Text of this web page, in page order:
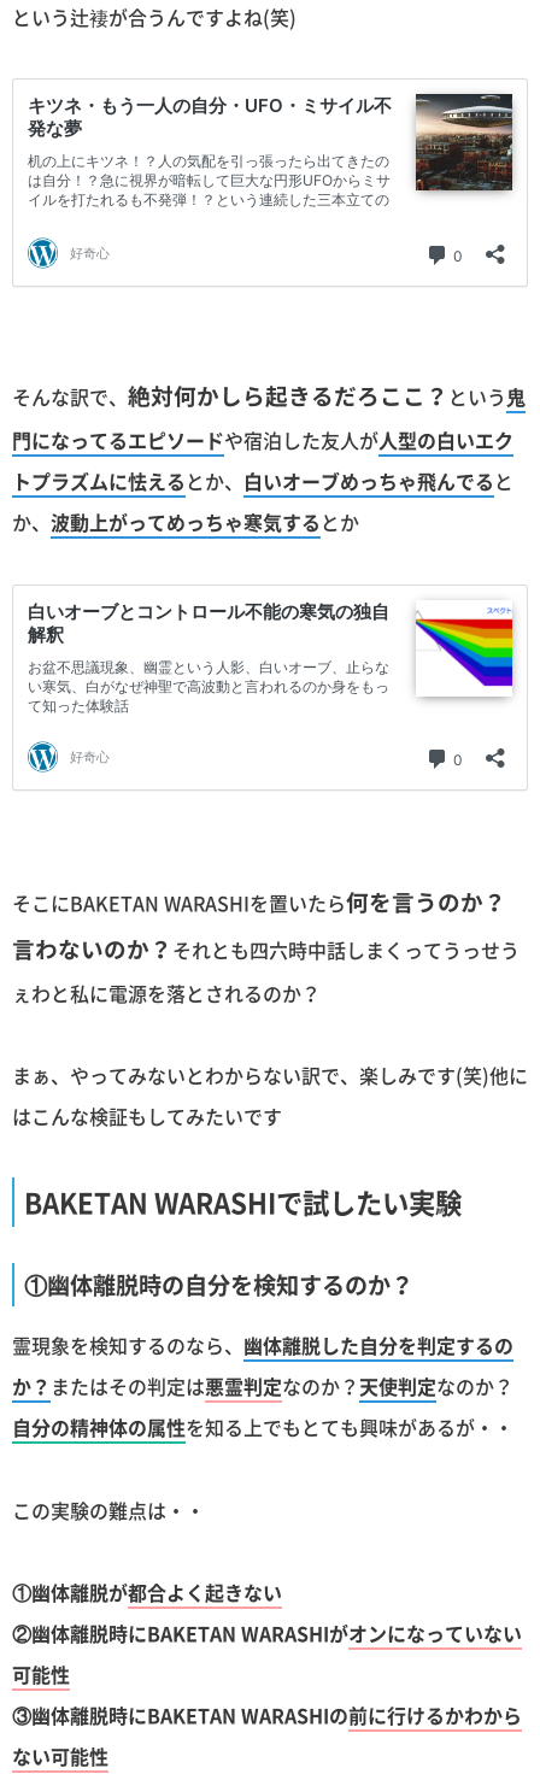
という辻褄が合うんですよね(笑)
そんな訳で、 絶対何かしら起きるだろここ？ という鬼
門になってるエピソードや宿泊した友人が人型の白いエク
トプラズムに怯えるとか、 白いオーブめっちゃ飛んでると
か、 波動上がってめっちゃ寒気するとか
そこにBAKETAN WARASHIを置いたら何を言うのか？
言わないのか？ それとも四六時中話しまくってうっせう
ぇわと私に電源を落とされるのか？
まぁ、やってみないとわからない訳で、楽しみです(笑)他に
はこんな検証もしてみたいです
BAKETAN WARASHIで試したい実験
①幽体離脱時の自分を検知するのか？
霊現象を検知するのなら、 幽体離脱した自分を判定するの
か？ またはその判定は悪霊判定なのか？ 天使判定なのか？
自分の精神体の属性を知る上でもとても興味があるが・・
この実験の難点は・・
①幽体離脱が都合よく起きない
②幽体離脱時にBAKETAN WARASHIがオンになっていない
可能性
③幽体離脱時にBAKETAN WARASHIの前に行けるかわから
ない可能性